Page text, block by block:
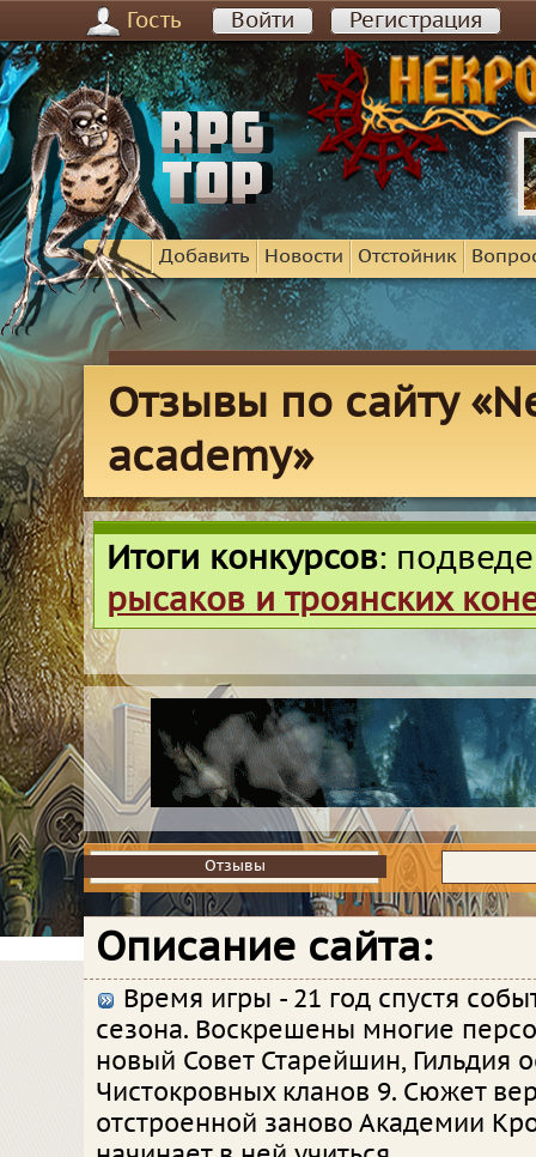
Гость Войти Регистрация
Добавить Новости Отстойник
Отзывы по сайту
academy»
Итоги конкурсов:
рысаков и троянских
Отзывы
Отзывы
Описание сайта:
Время игры - 21 год спустя
сезона. Воскрешены многие
новый Совет Старейшин, Гильдия
Чистокровных кланов 9. Сюжет
отстроенной заново Академии